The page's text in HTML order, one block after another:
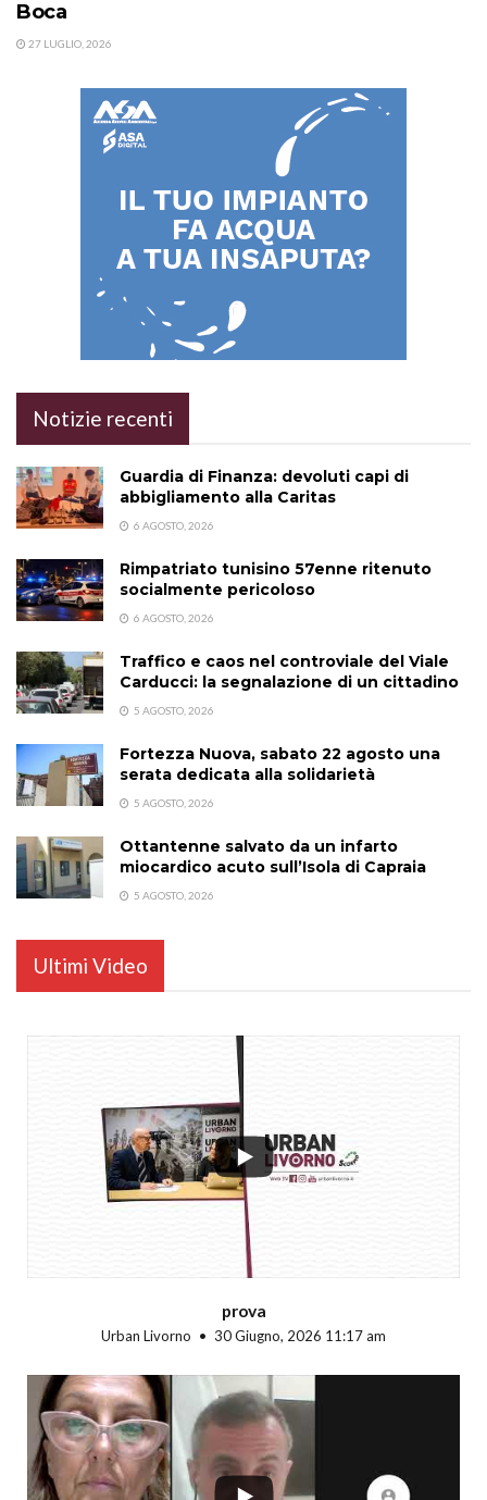
Boca
27 LUGLIO, 2026
Notizie recenti
Guardia di Finanza: devoluti capi di
abbigliamento alla Caritas
6 AGOSTO, 2026
Rimpatriato tunisino 57enne ritenuto
socialmente pericoloso
6 AGOSTO, 2026
Traffico e caos nel controviale del Viale
Carducci: la segnalazione di un cittadino
5 AGOSTO, 2026
Fortezza Nuova, sabato 22 agosto una
serata dedicata alla solidarietà
5 AGOSTO, 2026
Ottantenne salvato da un infarto
miocardico acuto sull’Isola di Capraia
5 AGOSTO, 2026
Ultimi Video
prova
Urban Livorno 30 Giugno, 2026 11:17 am